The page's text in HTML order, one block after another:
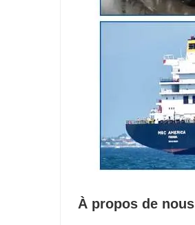
À propos de nous